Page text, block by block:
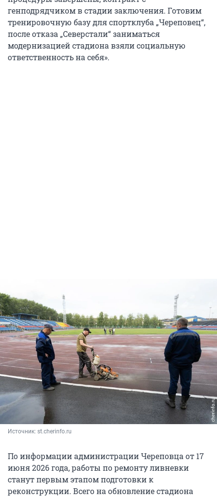
генподрядчиком в стадии заключения. Готовим
тренировочную базу для спортклуба „Череповец“,
после отказа „Северстали“ заниматься
модернизацией стадиона взяли социальную
ответственность на себя».
Источник: st.cherinfo.ru
По информации администрации Череповца от 17
июня 2026 года, работы по ремонту ливневки
станут первым этапом подготовки к
реконструкции. Всего на обновление стадиона